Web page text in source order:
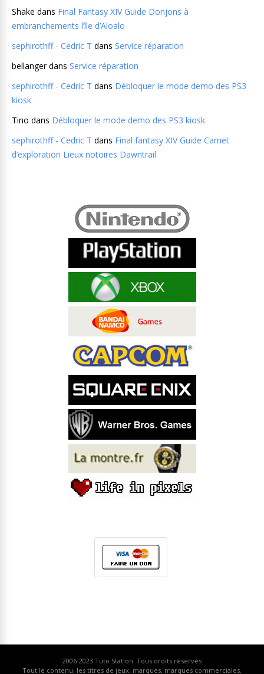
Shake dans Final Fantasy XIV Guide Donjons à
embranchements l’île d’Aloalo
sephirothff - Cedric T dans Service réparation
bellangerdans Service réparation
sephirothff - Cedric T dans Débloquer le mode demo des PS3
kiosk
Tino dans Débloquer le mode demo des PS3 kiosk
sephirothff - Cedric T dans Final fantasy XIV Guide Carnet
d’exploration Lieux notoires Dawntrail
2006-2023 Tuto Station. Tous droits réservés
Tout le contenu, les titres de jeux, marques, marques commerciales,